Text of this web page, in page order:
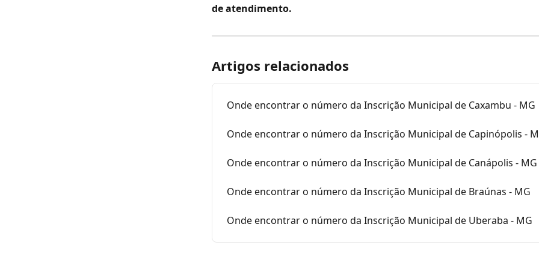
de atendimento.
Artigos relacionados
Onde encontrar o número da Inscrição Municipal de Caxambu - MG
Onde encontrar o número da Inscrição Municipal de Capinópolis -
Onde encontrar o número da Inscrição Municipal de Canápolis - MG
Onde encontrar o número da Inscrição Municipal de Braúnas - MG
Onde encontrar o número da Inscrição Municipal de Uberaba - MG